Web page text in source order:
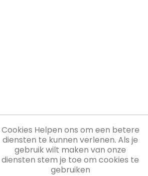
Cookies Helpen ons om een betere
diensten te kunnen verlenen. Als je
gebruik wilt maken van onze
diensten stem je toe om cookies te
gebruiken